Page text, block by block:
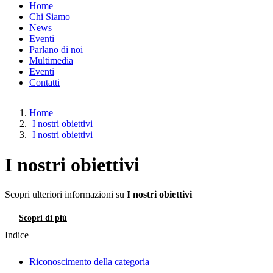
Home
Chi Siamo
News
Eventi
Parlano di noi
Multimedia
Eventi
Contatti
Home
I nostri obiettivi
I nostri obiettivi
I nostri obiettivi
Scopri ulteriori informazioni su I nostri obiettivi
Scopri di più
Indice
Riconoscimento della categoria